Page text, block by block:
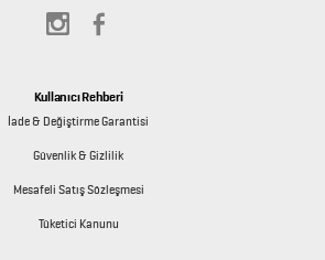
Kullanıcı Rehberi
İade & Değiştirme Garantisi
Güvenlik & Gizlilik
Mesafeli Satış Sözleşmesi
Tüketici Kanunu